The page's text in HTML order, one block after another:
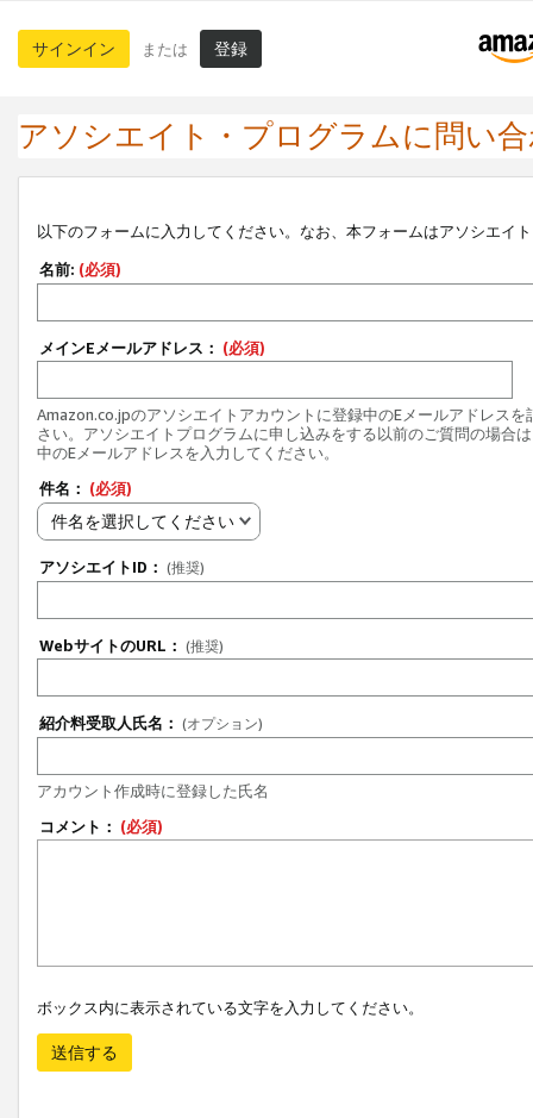
サインイン または 登録
アソシエイト・プログラムに問い
以下のフォームに入力してください。なお、本フォームはアソシエイ
名前: (必須)
メインEメールアドレス： (必須)
Amazon.co.jpのアソシエイトアカウントに登録中のEメールアドレスを
さい。アソシエイトプログラムに申し込みをする以前のご質問の場合
中のEメールアドレスを入力してください。
件名： (必須)
件名を選択してください
アソシエイトID： (推奨)
WebサイトのURL： (推奨)
紹介料受取人氏名： (オプション)
アカウント作成時に登録した氏名
コメント： (必須)
ボックス内に表示されている文字を入力してください。
送信する